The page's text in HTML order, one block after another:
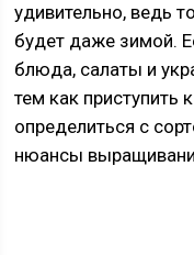
удивительно, ведь
будет даже зимой.
блюда, салаты и
тем как приступить
определиться с
нюансы